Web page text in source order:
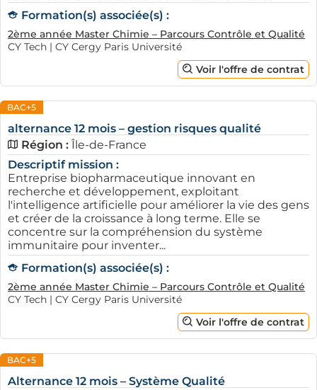
Formation(s) associée(s) :
2ème année Master Chimie – Parcours Contrôle et Qualité
CY Tech | CY Cergy Paris Université
Voir l'offre de contrat
BAC+5
alternance 12 mois – gestion risques qualité
Région : Île-de-France
Descriptif mission :
Entreprise biopharmaceutique innovant en
recherche et développement, exploitant
l'intelligence artificielle pour améliorer la vie des gens
et créer de la croissance à long terme. Elle se
concentre sur la compréhension du système
immunitaire pour inventer...
Formation(s) associée(s) :
2ème année Master Chimie – Parcours Contrôle et Qualité
CY Tech | CY Cergy Paris Université
Voir l'offre de contrat
BAC+5
Alternance 12 mois – Système Qualité